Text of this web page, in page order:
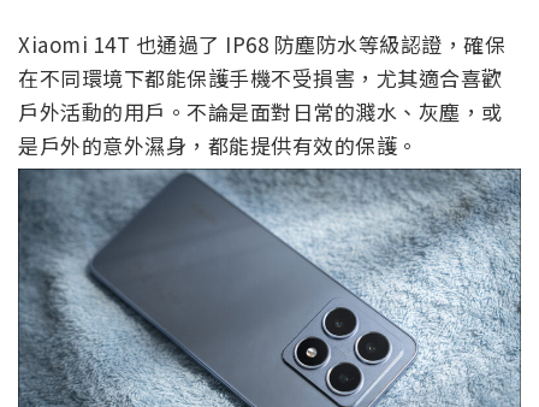
Xiaomi 14T 也通過了 IP68 防塵防水等級認證，確保
在不同環境下都能保護手機不受損害，尤其適合喜歡
戶外活動的用戶。不論是面對日常的濺水、灰塵，或
是戶外的意外濕身，都能提供有效的保護。